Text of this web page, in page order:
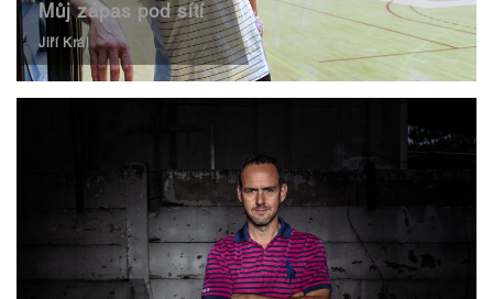
Můj zápas pod sítí
Jiří Král